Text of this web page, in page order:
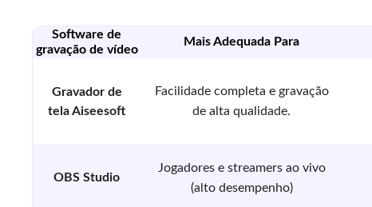
Software de
gravação de vídeo
Mais Adequada Para
Gravador de
tela Aiseesoft
Facilidade completa e gravação
de alta qualidade.
OBS Studio
Jogadores e streamers ao vivo
(alto desempenho)